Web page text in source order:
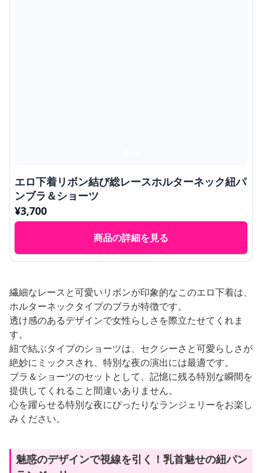
エロ下着リボン結び総レースホルターネック紐パ
ンブラ＆ショーツ
¥3,700
商品の詳細を見る
繊細なレースと可愛いリボンが印象的なこのエロ下着は、
ホルターネックタイプのブラが特徴です。
透け感のあるデザインで女性らしさを際立たせてくれま
す。
紐で結ぶタイプのショーツは、セクシーさと可愛らしさが
絶妙にミックスされ、特別な夜の演出には最適です。
ブラ＆ショーツのセットとして、記憶に残る特別な瞬間を
提供してくれること間違いありません。
心を躍らせる特別な夜にぴったりなランジェリーをお楽し
みください。
魅惑のデザインで視線を引く！乳首魅せの紐パン